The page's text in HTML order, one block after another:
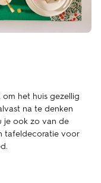
om het huis gezellig
na te denken
je ook zo van de
tafeldecoratie voor